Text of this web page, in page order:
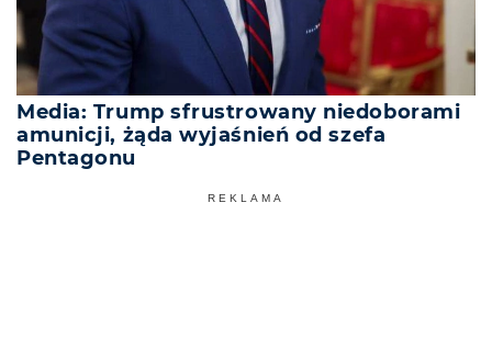
Media: Trump sfrustrowany niedoborami
amunicji, żąda wyjaśnień od szefa
Pentagonu
REKLAMA